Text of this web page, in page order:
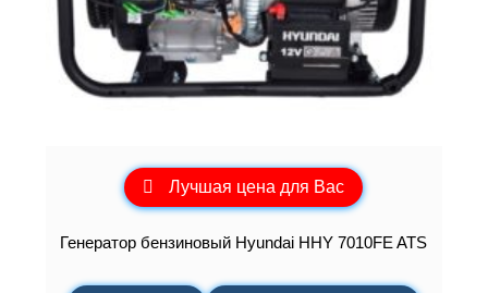
Лучшая цена для Вас
Генератор бензиновый Hyundai HHY 7010FE ATS